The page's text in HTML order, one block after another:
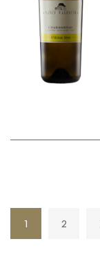
1 Seite
2